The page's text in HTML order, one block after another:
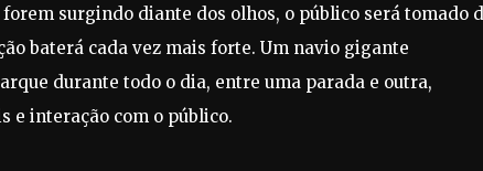
surgindo diante dos olhos, o público será tomado
baterá cada vez mais forte. Um navio gigante
durante todo o dia, entre uma parada e outra,
e interação com o público.